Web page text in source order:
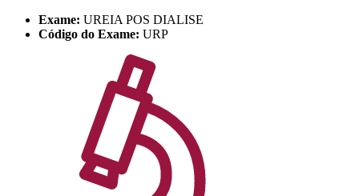
Exame: UREIA POS DIALISE
Código do Exame: URP